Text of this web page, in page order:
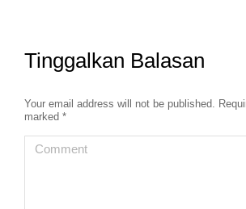
Tinggalkan Balasan
Your email address will not be published.
marked *
Comment